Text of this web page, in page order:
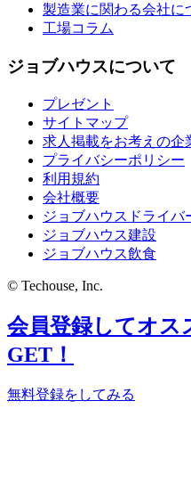
製造業に関わる会社に
工場コラム
ジョブハウスについて
プレゼント
サイトマップ
求人掲載をお考えの企
プライバシーポリシー
利用規約
会社概要
ジョブハウスドライバ
ジョブハウス建設
ジョブハウス飲食
© Techouse, Inc.
会員登録してオス
GET！
無料登録をしてみる